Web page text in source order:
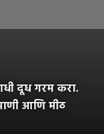
दूध गरम करा.
आणि मीठ